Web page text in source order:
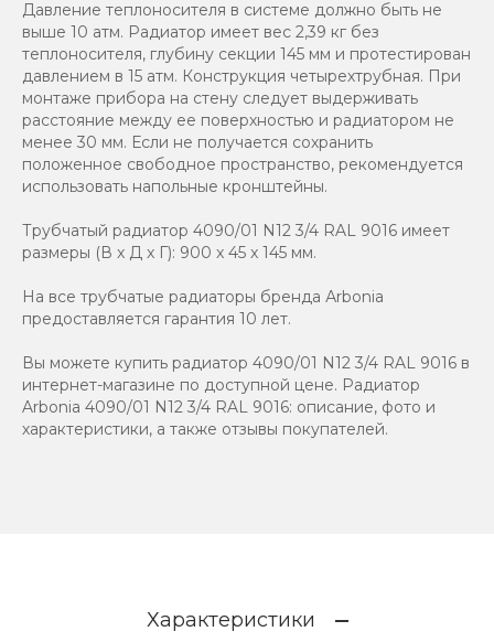
Давление теплоносителя в системе должно быть не
выше 10 атм. Радиатор имеет вес 2,39 кг без
теплоносителя, глубину секции 145 мм и протестирован
давлением в 15 атм. Конструкция четырехтрубная. При
монтаже прибора на стену следует выдерживать
расстояние между ее поверхностью и радиатором не
менее 30 мм. Если не получается сохранить
положенное свободное пространство, рекомендуется
использовать напольные кронштейны.
Трубчатый радиатор 4090/01 N12 3/4 RAL 9016 имеет
размеры (В x Д x Г): 900 x 45 x 145 мм.
На все трубчатые радиаторы бренда Аrbonia
предоставляется гарантия 10 лет.
Вы можете купить радиатор 4090/01 N12 3/4 RAL 9016 в
интернет-магазине по доступной цене. Радиатор
Arbonia 4090/01 N12 3/4 RAL 9016: описание, фото и
характеристики, а также отзывы покупателей.
Характеристики